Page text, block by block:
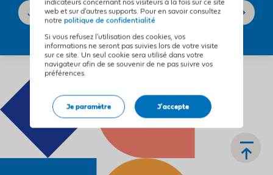
indicateurs concernant nos visiteurs à la fois sur ce site
web et sur d'autres supports. Pour en savoir consultez
notre politique de confidentialité
Si vous refusez l'utilisation des cookies, vos
informations ne seront pas suivies lors de votre visite
sur ce site. Un seul cookie sera utilisé dans votre
navigateur afin de se souvenir de ne pas suivre vos
préférences.
Je paramètre J'accepte